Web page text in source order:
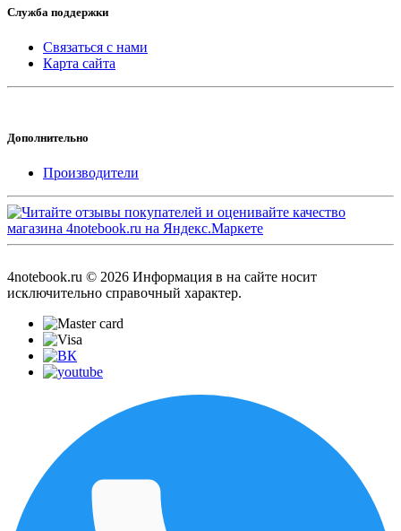
Служба поддержки
Связаться с нами
Карта сайта
Дополнительно
Производители
4notebook.ru © 2026 Информация в на сайте носит
исключительно справочный характер.